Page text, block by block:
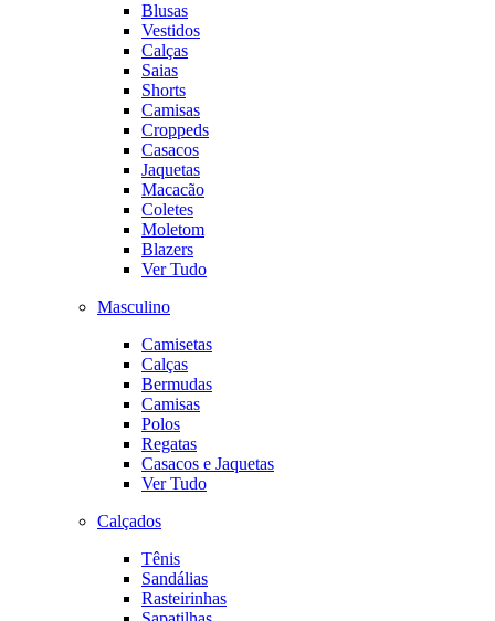
Blusas
Vestidos
Calças
Saias
Shorts
Camisas
Croppeds
Casacos
Jaquetas
Macacão
Coletes
Moletom
Blazers
Ver Tudo
Masculino
Camisetas
Calças
Bermudas
Camisas
Polos
Regatas
Casacos e Jaquetas
Ver Tudo
Calçados
Tênis
Sandálias
Rasteirinhas